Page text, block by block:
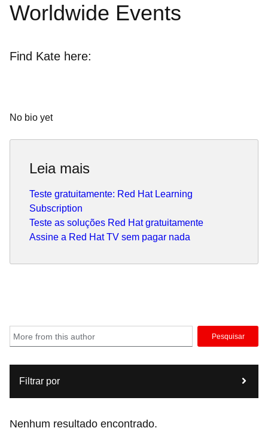
Worldwide Events
Find Kate here:
No bio yet
Leia mais
Teste gratuitamente: Red Hat Learning
Subscription
Teste as soluções Red Hat gratuitamente
Assine a Red Hat TV sem pagar nada
Pesquisar
Filtrar por
Nenhum resultado encontrado.